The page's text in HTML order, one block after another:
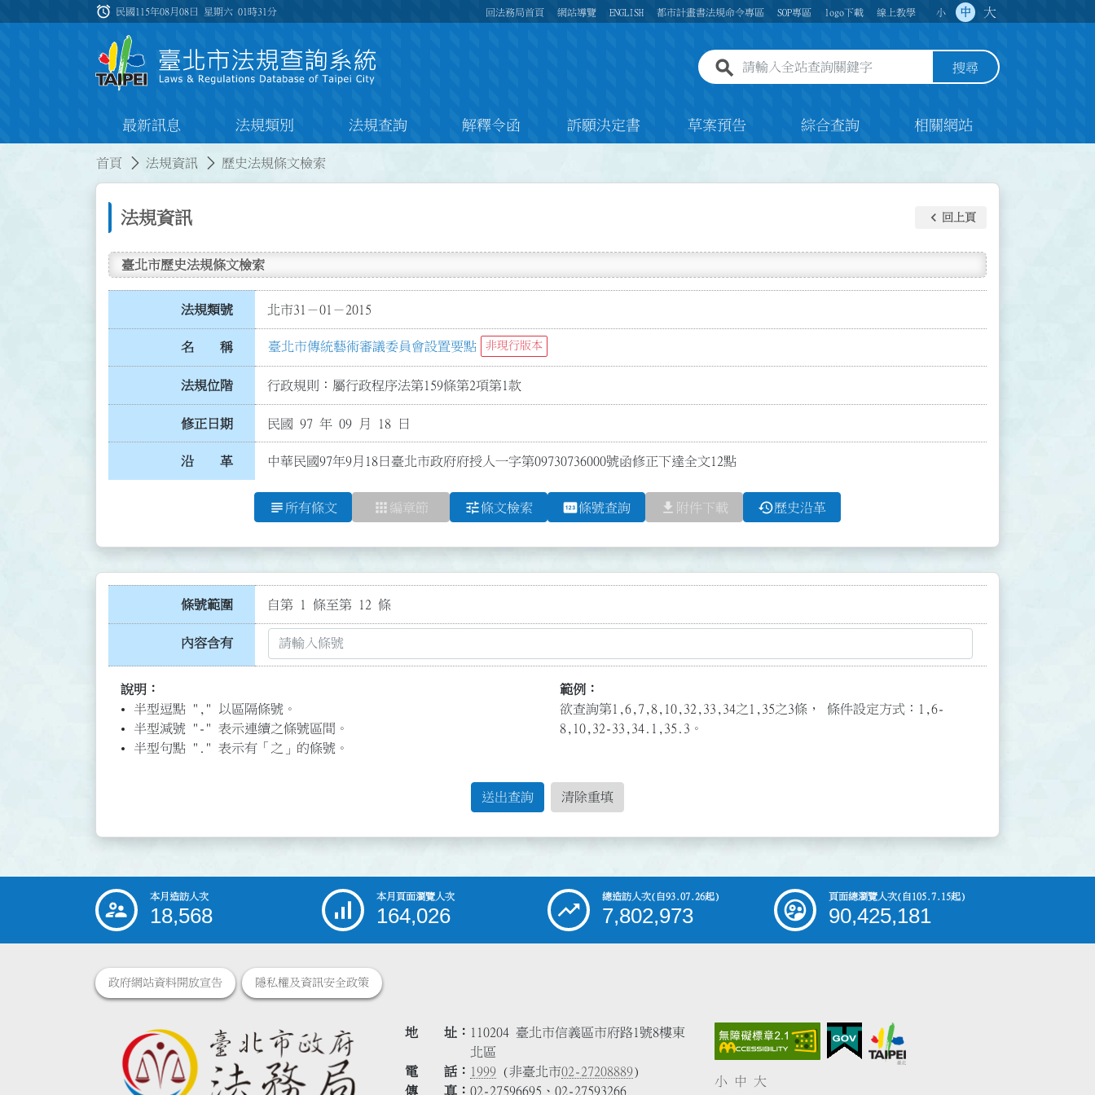
:::
alarm 民國115年08月08日 星期六01時31分 回法務局首頁 網站導覽 ENGLISH 都市計畫書法規命令專區 SOP專區 logo下載 線上教學 小 中 大
全站查詢關鍵字欄位 搜尋
最新訊息 法規類別 法規查詢 解釋令函 訴願決定書 草案預告 綜合查詢 相關網站
首頁 法規資訊 歷史法規條文檢索
法規資訊 keyboard_arrow_left 回上頁
臺北市歷史法規條文檢索
法規類號 北市31－01－2015
名 稱 臺北市傳統藝術審議委員會設置要點 非現行版本
法規位階 行政規則：屬行政程序法第159條第2項第1款
修正日期 民國 97 年 09 月 18 日
沿 革 中華民國97年9月18日臺北市政府府授人一字第09730736000號函修正下達全文12點
subject 所有條文 apps 編章節 tune條文檢索 pin條號查詢 file_download 附件下載 history歷史沿革
條號範圍 自第 1 條至第 12 條
內容含有
說明：
半型逗點 "," 以區隔條號。
半型減號 "-" 表示連續之條號區間。
半型句點 "." 表示有「之」的條號。
範例：
欲查詢第1,6,7,8,10,32,33,34之1,35之3條， 條件設定方式：1,6-
8,10,32-33,34.1,35.3。
送出查詢 清除重填
::: 本月造訪人次
18,568
本月頁面瀏覽人次
164,026
總造訪人次(自93.07.26起)
7,802,973
頁面總瀏覽人次(自105.7.15起)
90,425,181
政府網站資料開放宣告 隱私權及資訊安全政策
地 址
110204 臺北市信義區市府路1號8樓東
北區
電 話
1999 (非臺北市02-27208889)
傳 真
02-27596695、02-27593266
小 中 大